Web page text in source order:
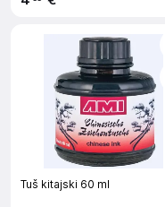
Tuš kitajski 60 ml